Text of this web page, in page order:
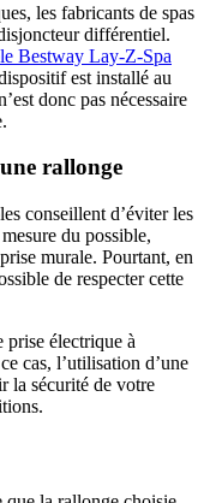
les fabricants de spas
différentiel.
Bestway Lay-Z-Spa
est installé au
donc pas nécessaire
rallonge
conseillent d’éviter les
du possible,
murale. Pourtant, en
de respecter cette
prise électrique à
cas, l’utilisation d’une
la sécurité de votre